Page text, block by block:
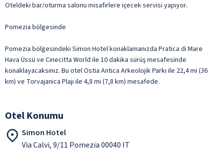
Oteldeki bar/oturma salonu misafirlere içecek servisi yapıyor.
Pomezia bölgesinde
Pomezia bölgesindeki Simon Hotel konaklamanızda Pratica di Mare
Hava Üssü ve Cinecitta World ile 10 dakika sürüş mesafesinde
konaklayacaksınız. Bu otel Ostia Antica Arkeolojik Parkı ile 22,4 mi (36
km) ve Torvajanica Plajı ile 4,8 mi (7,8 km) mesafede.
Otel Konumu
Simon Hotel
Via Calvi, 9/11 Pomezia 00040 IT